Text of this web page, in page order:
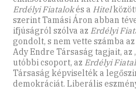
Erdélyi Fiatalokés a Hitel
szerint Tamási Áron abban
ifjúságról szólva az Erdélyi
gondolt, s nem vette számba
Ady Endre Társaság tagjait,
utóbbi csoport, az Erdélyi
Társaság képviselték a
demokráciát. Liberális